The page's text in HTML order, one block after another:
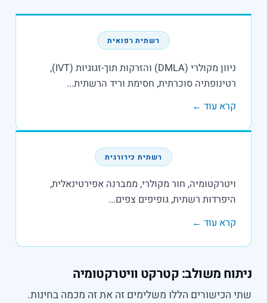
רשתית רפואית
ניוון מקולרי (DMLA) והזרקות תוך-זגוגיות (IVT),
רטינופתיה סוכרתית, חסימת וריד הרשתית...
קרא עוד ←
רשתית כירורגית
ויטרקטומיה, חור מקולרי, ממברנה אפירטינאלית,
היפרדות רשתית, גופיפים צפים...
קרא עוד ←
משולב: קטרקט וויטרקטומיה
הכישורים הללו משלימים זה את זה מכמה בחינות.